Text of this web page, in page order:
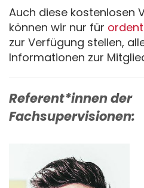
Auch diese kostenlosen
können wir nur für
zur Verfügung stellen,
Informationen zur
Referent*innen der
Fachsupervisionen: